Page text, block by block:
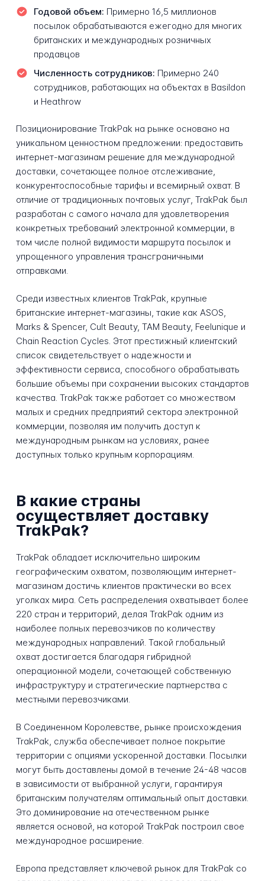
Годовой объем: Примерно 16,5 миллионов
посылок обрабатываются ежегодно для многих
британских и международных розничных
продавцов
Численность сотрудников: Примерно 240
сотрудников, работающих на объектах в Basildon
и Heathrow
Позиционирование TrakPak на рынке основано на
уникальном ценностном предложении: предоставить
интернет-магазинам решение для международной
доставки, сочетающее полное отслеживание,
конкурентоспособные тарифы и всемирный охват. В
отличие от традиционных почтовых услуг, TrakPak был
разработан с самого начала для удовлетворения
конкретных требований электронной коммерции, в
том числе полной видимости маршрута посылок и
упрощенного управления трансграничными
отправками.
Среди известных клиентов TrakPak, крупные
британские интернет-магазины, такие как ASOS,
Marks & Spencer, Cult Beauty, TAM Beauty, Feelunique и
Chain Reaction Cycles. Этот престижный клиентский
список свидетельствует о надежности и
эффективности сервиса, способного обрабатывать
большие объемы при сохранении высоких стандартов
качества. TrakPak также работает со множеством
малых и средних предприятий сектора электронной
коммерции, позволяя им получить доступ к
международным рынкам на условиях, ранее
доступных только крупным корпорациям.
В какие страны
осуществляет доставку
TrakPak?
TrakPak обладает исключительно широким
географическим охватом, позволяющим интернет-
магазинам достичь клиентов практически во всех
уголках мира. Сеть распределения охватывает более
220 стран и территорий, делая TrakPak одним из
наиболее полных перевозчиков по количеству
международных направлений. Такой глобальный
охват достигается благодаря гибридной
операционной модели, сочетающей собственную
инфраструктуру и стратегические партнерства с
местными перевозчиками.
В Соединенном Королевстве, рынке происхождения
TrakPak, служба обеспечивает полное покрытие
территории с опциями ускоренной доставки. Посылки
могут быть доставлены домой в течение 24-48 часов
в зависимости от выбранной услуги, гарантируя
британским получателям оптимальный опыт доставки.
Это доминирование на отечественном рынке
является основой, на которой TrakPak построил свое
международное расширение.
Европа представляет ключевой рынок для TrakPak со